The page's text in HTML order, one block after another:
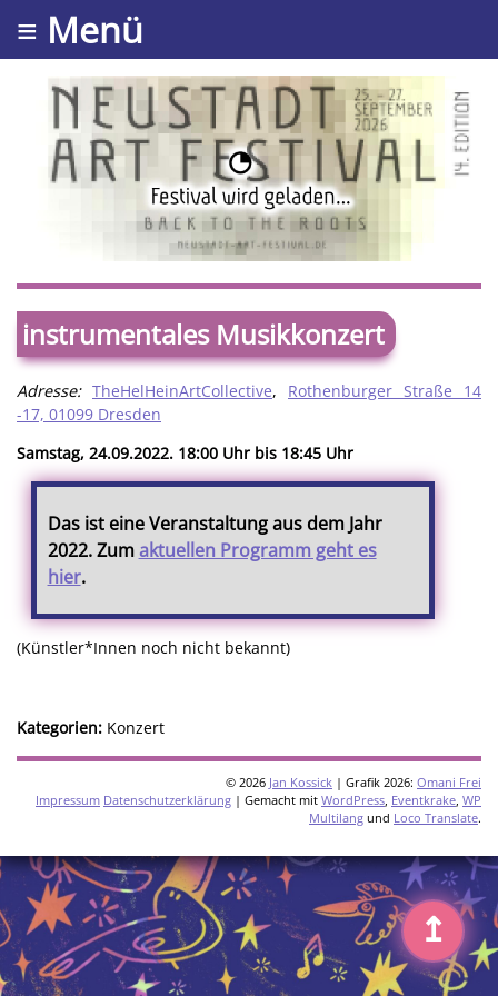
≡ Menü
instrumentales Musikkonzert
Adresse: TheHelHeinArtCollective, Rothenburger Straße 14
-17, 01099 Dresden
Samstag, 24.09.2022. 18:00 Uhr bis 18:45 Uhr
Das ist eine Veranstaltung aus dem Jahr
2022. Zumaktuellen Programm geht es
hier.
(Künstler*Innen noch nicht bekannt)
Kategorien: Konzert
© 2026 Jan Kossick | Grafik 2026: Omani Frei
Impressum Datenschutzerklärung | Gemacht mit WordPress Eventkrake WP
Multilang und Loco Translate.
↥